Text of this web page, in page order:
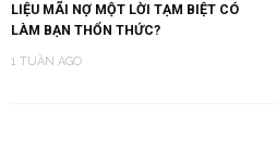
LIỆU MÃI NỢ MỘT LỜI TẠM BIỆT CÓ
LÀM BẠN THỔN THỨC?
1 TUẦN AGO